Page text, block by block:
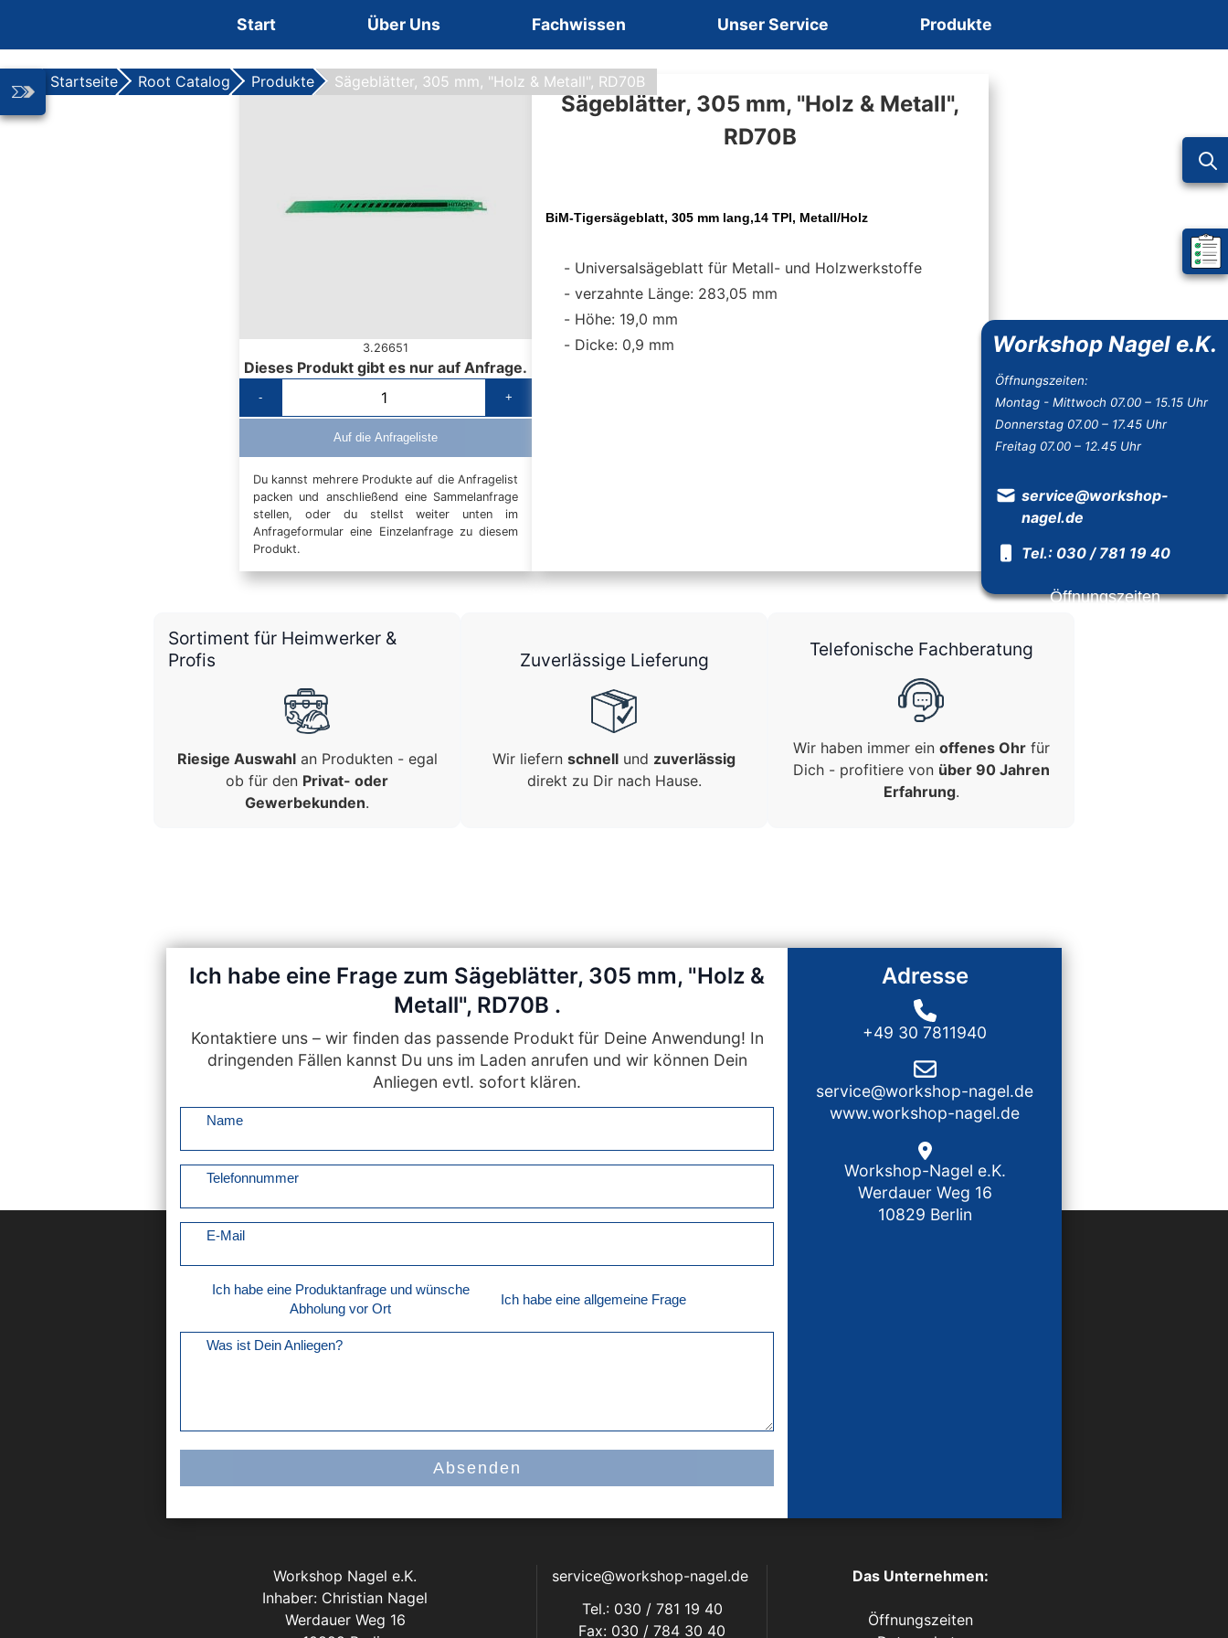
Start Über Uns Fachwissen Unser Service Produkte
Startseite Root Catalog Produkte Sägeblätter, 305 mm, "Holz & Metall", RD70B
Mein
Workshop Nagel e.K.
Öffnungszeiten:
Montag - Mittwoch 07.00 – 15.15 Uhr
Donnerstag 07.00 – 17.45 Uhr
Freitag 07.00 – 12.45 Uhr
service@workshop-
nagel.de
Tel.: 030 / 781 19 40
Öffnungszeiten
3.26651
Dieses Produkt gibt es nur auf Anfrage.
- +
Auf die Anfrageliste
Du kannst mehrere Produkte auf die Anfragelist
packen und anschließend eine Sammelanfrage
stellen, oder du stellst weiter unten im
Anfrageformular eine Einzelanfrage zu diesem
Produkt.
Sägeblätter, 305 mm, "Holz & Metall",
RD70B
BiM-Tigersägeblatt, 305 mm lang,14 TPI, Metall/Holz
Universalsägeblatt für Metall- und Holzwerkstoffe
verzahnte Länge: 283,05 mm
Höhe: 19,0 mm
Dicke: 0,9 mm
Sortiment für Heimwerker &
Profis
Riesige Auswahlan Produkten - egal
ob für den Privat- oder
Gewerbekunden.
Zuverlässige Lieferung
Wir liefern schnell und zuverlässig
direkt zu Dir nach Hause.
Telefonische Fachberatung
Wir haben immer ein offenes Ohrfür
Dich - profitiere von über 90 Jahren
Erfahrung.
Ich habe eine Frage zum Sägeblätter, 305 mm, "Holz &
Metall", RD70B .
Kontaktiere uns – wir finden das passende Produkt für Deine Anwendung! In
dringenden Fällen kannst Du uns im Laden anrufen und wir können Dein
Anliegen evtl. sofort klären.
Name
Telefonnummer
E-Mail
Ich habe eine Produktanfrage und wünsche
Abholung vor Ort
Ich habe eine allgemeine Frage
Was ist Dein Anliegen?
Absenden
Adresse
+49 30 7811940
service@workshop-nagel.de
www.workshop-nagel.de
Workshop-Nagel e.K.
Werdauer Weg 16
10829 Berlin
Workshop Nagel e.K.
Inhaber: Christian Nagel
Werdauer Weg 16
service@workshop-nagel.de
Tel.: 030 / 781 19 40
Fax: 030 / 784 30 40
Das Unternehmen:
Öffnungszeiten